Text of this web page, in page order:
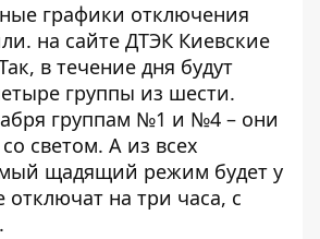
графики отключения
на сайте ДТЭК Киевские
в течение дня будут
группы из шести.
группам №1 и №4 – они
светом. А из всех
щадящий режим будет у
на три часа, с